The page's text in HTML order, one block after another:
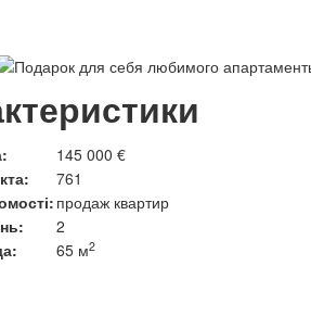
145 000 €
761
продаж квартир
2
65 м2